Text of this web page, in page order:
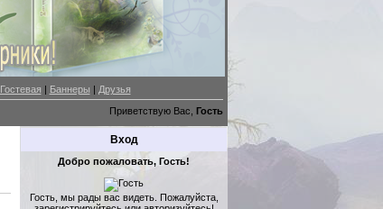
Гостевая | Баннеры | Друзья
Приветствую Вас, Гость
Вход
Добро пожаловать, Гость!
Гость, мы рады вас видеть. Пожалуйста,